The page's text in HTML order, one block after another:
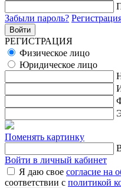
Забыли пароль?
РЕГИСТРАЦИЯ
Физическое лицо
Юридическое лицо
Поменять картинку
Войти в личный кабинет
Я даю свое согласие на
соответствии с политикой